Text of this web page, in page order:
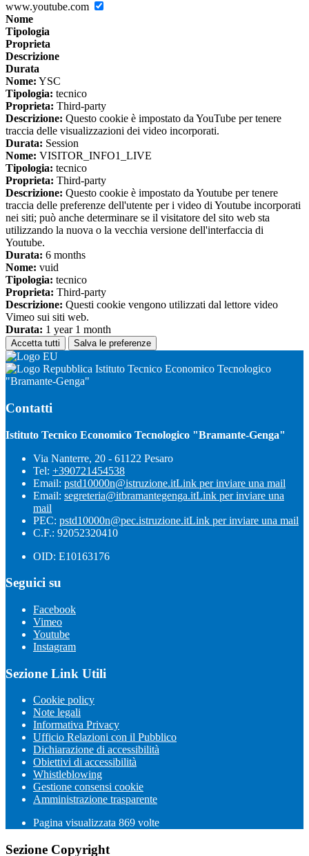
www.youtube.com
Nome
Tipologia
Proprieta
Descrizione
Durata
Nome: YSC
Tipologia: tecnico
Proprieta: Third-party
Descrizione: Questo cookie è impostato da YouTube per tenere
traccia delle visualizzazioni dei video incorporati.
Durata: Session
Nome: VISITOR_INFO1_LIVE
Tipologia: tecnico
Proprieta: Third-party
Descrizione: Questo cookie è impostato da Youtube per tenere
traccia delle preferenze dell'utente per i video di Youtube incorporati
nei siti; può anche determinare se il visitatore del sito web sta
utilizzando la nuova o la vecchia versione dell'interfaccia di
Youtube.
Durata: 6 months
Nome: vuid
Tipologia: tecnico
Proprieta: Third-party
Descrizione: Questi cookie vengono utilizzati dal lettore video
Vimeo sui siti web.
Durata: 1 year 1 month
Accetta tutti Salva le preferenze
Istituto Tecnico Economico Tecnologico
"Bramante-Genga"
Contatti
Istituto Tecnico Economico Tecnologico "Bramante-Genga"
Via Nanterre, 20 - 61122 Pesaro
Tel: +390721454538
Email: pstd10000n@istruzione.itLink per inviare una mail
Email: segreteria@itbramantegenga.itLink per inviare una
mail
PEC: pstd10000n@pec.istruzione.itLink per inviare una mail
C.F.: 92052320410
OID: E10163176
Seguici su
Facebook
Vimeo
Youtube
Instagram
Sezione Link Utili
Cookie policy
Note legali
Informativa Privacy
Ufficio Relazioni con il Pubblico
Dichiarazione di accessibilità
Obiettivi di accessibilità
Whistleblowing
Gestione consensi cookie
Amministrazione trasparente
Pagina visualizzata 869 volte
Sezione Copyright